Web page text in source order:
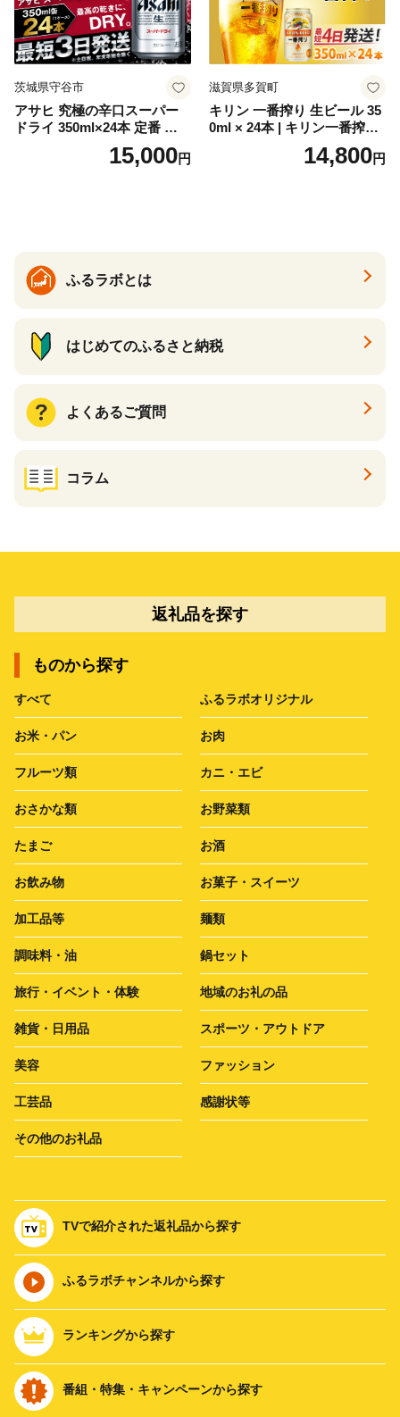
茨城県守谷市
アサヒ 究極の辛口スーパー
ドライ 350ml×24本 定番 ビー
ル 缶ビール 酒 お酒 アルコー
15,000円
滋賀県多賀町
キリン 一番搾り 生ビール 35
0ml × 24本 | キリン一番搾り
キリンビール 一番搾り ビー
ル 24缶 きりんいちばんしぼ
14,800円
ふるラボとは
はじめてのふるさと納税
よくあるご質問
コラム
返礼品を探す
ものから探す
すべて ふるラボオリジナル
お米・パン お肉
フルーツ類 カニ・エビ
おさかな類 お野菜類
たまご お酒
お飲み物 お菓子・スイーツ
加工品等 麺類
調味料・油 鍋セット
旅行・イベント・体験 地域のお礼の品
雑貨・日用品 スポーツ・アウトドア
美容 ファッション
工芸品 感謝状等
その他のお礼品
TVで紹介された返礼品から探す
ふるラボチャンネルから探す
ランキングから探す
番組・特集・キャンペーンから探す